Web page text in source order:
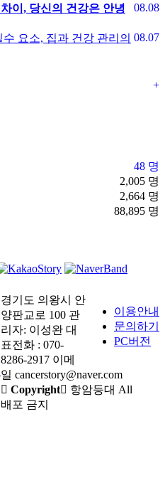
08.08
이, 당신의 건강은 안녕
08.07
요소, 집과 건강 관리의
+
48 명
2,005 명
2,664 명
88,895 명
이용안내
문의하기
PC버전
경기도 의왕시 안
양판교로 100 관
리자: 이성완 대
표전화 : 070-
8286-2917 이메
일 cancerstory@naver.com
Copyright
항암등대 All
포 금지